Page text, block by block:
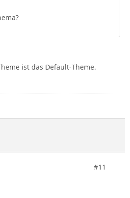
ist das Default-Theme.
#11